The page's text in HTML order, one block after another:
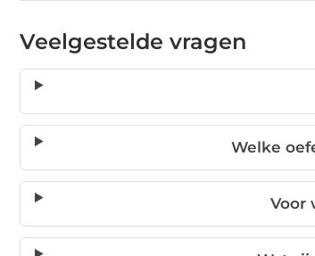
Veelgestelde vragen
Welke
Voor